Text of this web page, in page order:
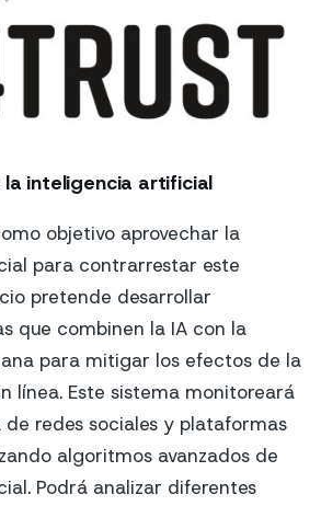
la inteligencia artificial
objetivo aprovechar la
para contrarrestar este
pretende desarrollar
que combinen la IA con la
para mitigar los efectos de la
línea. Este sistema monitoreará
redes sociales y plataformas
algoritmos avanzados de
Podrá analizar diferentes